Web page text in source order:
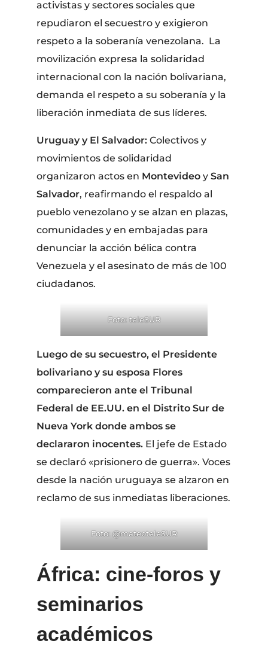
activistas y sectores sociales que
repudiaron el secuestro y exigieron
respeto a la soberanía venezolana. La
movilización expresa la solidaridad
internacional con la nación bolivariana,
demanda el respeto a su soberanía y la
liberación inmediata de sus líderes.
Uruguay y El Salvador:Colectivos y
movimientos de solidaridad
organizaron actos en MontevideoySan
Salvador, reafirmando el respaldo al
pueblo venezolano y se alzan en plazas,
comunidades y en embajadas para
denunciar la acción bélica contra
Venezuela y el asesinato de más de 100
ciudadanos.
Foto: teleSUR
Luego de su secuestro, el Presidente
bolivariano y su esposa Flores
comparecieron ante el Tribunal
Federal de EE.UU. en el Distrito Sur de
Nueva York donde ambos se
declararon inocentes. El jefe de Estado
se declaró «prisionero de guerra». Voces
desde la nación uruguaya se alzaron en
reclamo de sus inmediatas liberaciones.
Foto: @mateoteleSUR
África: cine-foros y
seminarios
académicos